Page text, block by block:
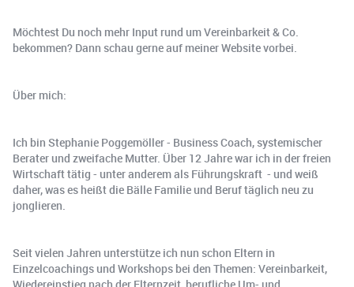
Möchtest Du noch mehr Input rund um Vereinbarkeit & Co.
bekommen? Dann schau gerne auf meiner Website vorbei.
Über mich:
Ich bin Stephanie Poggemöller - Business Coach, systemischer
Berater und zweifache Mutter. Über 12 Jahre war ich in der freien
Wirtschaft tätig - unter anderem als Führungskraft - und weiß
daher, was es heißt die Bälle Familie und Beruf täglich neu zu
jonglieren.
Seit vielen Jahren unterstütze ich nun schon Eltern in
Einzelcoachings und Workshops bei den Themen: Vereinbarkeit,